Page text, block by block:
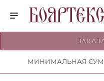
МИНИМАЛЬНАЯ